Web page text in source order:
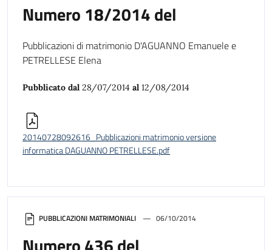
PUBBLICAZIONI MATRIMONIALI 06/10/2014
Numero 18/2014 del
Pubblicazioni di matrimonio D'AGUANNO Emanuele e
PETRELLESE Elena
Pubblicato dal 28/07/2014 al 12/08/2014
20140728092616_Pubblicazioni matrimonio versione
informatica DAGUANNO PETRELLESE.pdf